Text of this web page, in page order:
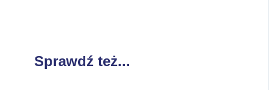
Sprawdź też...